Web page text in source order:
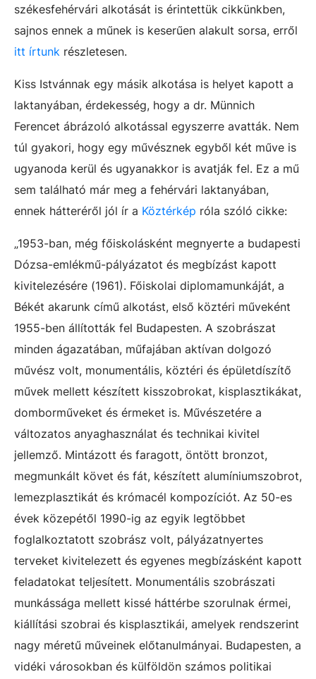
székesfehérvári alkotását is érintettük cikkünkben,
sajnos ennek a műnek is keserűen alakult sorsa, erről
itt írtunk részletesen.
Kiss Istvánnak egy másik alkotása is helyet kapott a
laktanyában, érdekesség, hogy a dr. Münnich
Ferencet ábrázoló alkotással egyszerre avatták. Nem
túl gyakori, hogy egy művésznek egyből két műve is
ugyanoda kerül és ugyanakkor is avatják fel. Ez a mű
sem található már meg a fehérvári laktanyában,
ennek hátteréről jól ír a Köztérkép róla szóló cikke:
„1953-ban, még főiskolásként megnyerte a budapesti
Dózsa-emlékmű-pályázatot és megbízást kapott
kivitelezésére (1961). Főiskolai diplomamunkáját, a
Békét akarunk című alkotást, első köztéri műveként
1955-ben állították fel Budapesten. A szobrászat
minden ágazatában, műfajában aktívan dolgozó
művész volt, monumentális, köztéri és épületdíszítő
művek mellett készített kisszobrokat, kisplasztikákat,
domborműveket és érmeket is. Művészetére a
változatos anyaghasználat és technikai kivitel
jellemző. Mintázott és faragott, öntött bronzot,
megmunkált követ és fát, készített alumíniumszobrot,
lemezplasztikát és krómacél kompozíciót. Az 50-es
évek közepétől 1990-ig az egyik legtöbbet
foglalkoztatott szobrász volt, pályázatnyertes
terveket kivitelezett és egyenes megbízásként kapott
feladatokat teljesített. Monumentális szobrászati
munkássága mellett kissé háttérbe szorulnak érmei,
kiállítási szobrai és kisplasztikái, amelyek rendszerint
nagy méretű műveinek előtanulmányai. Budapesten, a
vidéki városokban és külföldön számos politikai